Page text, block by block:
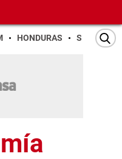
HONDURAS SAN PEDRO